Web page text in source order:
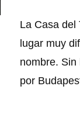
La Casa del
lugar muy
nombre.
por